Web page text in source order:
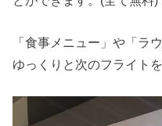
「食事メニュー」や「ラ
ゆっくりと次のフライト